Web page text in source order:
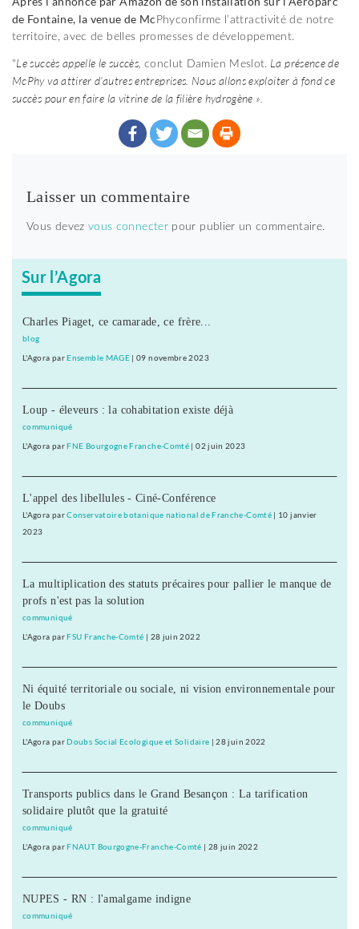
de Fontaine, la venue de Mc Phyconfirme l’attractivité de notre
territoire, avec de belles promesses de développement.
"Le succès appelle le succès, conclut Damien Meslot. La présence de
McPhy va attirer d’autres entreprises. Nous allons exploiter à fond ce
succès pour en faire la vitrine de la filière hydrogène ».
Laisser un commentaire
Vous devez vous connecter pour publier un commentaire.
Sur l’Agora
Charles Piaget, ce camarade, ce frère...
blog
L'Agora parEnsemble MAGE |09 novembre 2023
Loup - éleveurs : la cohabitation existe déjà
communiqué
L'Agora parFNE Bourgogne Franche-Comté |02 juin 2023
L'appel des libellules - Ciné-Conférence
L'Agora parConservatoire botanique national de Franche-Comté| 10 janvier
2023
La multiplication des statuts précaires pour pallier le manque de
profs n'est pas la solution
communiqué
L'Agora parFSU Franche-Comté | 28 juin 2022
Ni équité territoriale ou sociale, ni vision environnementale pour
le Doubs
communiqué
L'Agora parDoubs Social Ecologique et Solidaire |28 juin 2022
Transports publics dans le Grand Besançon : La tarification
solidaire plutôt que la gratuité
communiqué
L'Agora parFNAUT Bourgogne-Franche-Comté | 28 juin 2022
NUPES - RN : l'amalgame indigne
communiqué